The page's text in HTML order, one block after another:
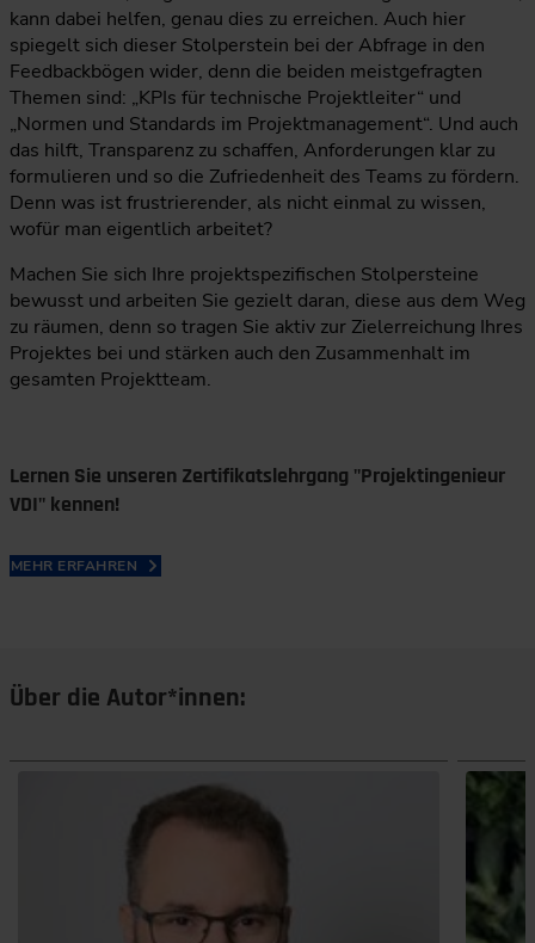
kann dabei helfen, genau dies zu erreichen. Auch hier
spiegelt sich dieser Stolperstein bei der Abfrage in den
Feedbackbögen wider, denn die beiden meistgefragten
Themen sind: „KPIs für technische Projektleiter“ und
„Normen und Standards im Projektmanagement“. Und auch
das hilft, Transparenz zu schaffen, Anforderungen klar zu
formulieren und so die Zufriedenheit des Teams zu fördern.
Denn was ist frustrierender, als nicht einmal zu wissen,
wofür man eigentlich arbeitet?
Machen Sie sich Ihre projektspezifischen Stolpersteine
bewusst und arbeiten Sie gezielt daran, diese aus dem Weg
zu räumen, denn so tragen Sie aktiv zur Zielerreichung Ihres
Projektes bei und stärken auch den Zusammenhalt im
gesamten Projektteam.
Lernen Sie unseren Zertifikatslehrgang "Projektingenieur
VDI" kennen!
MEHR ERFAHREN
Über die Autor*innen: